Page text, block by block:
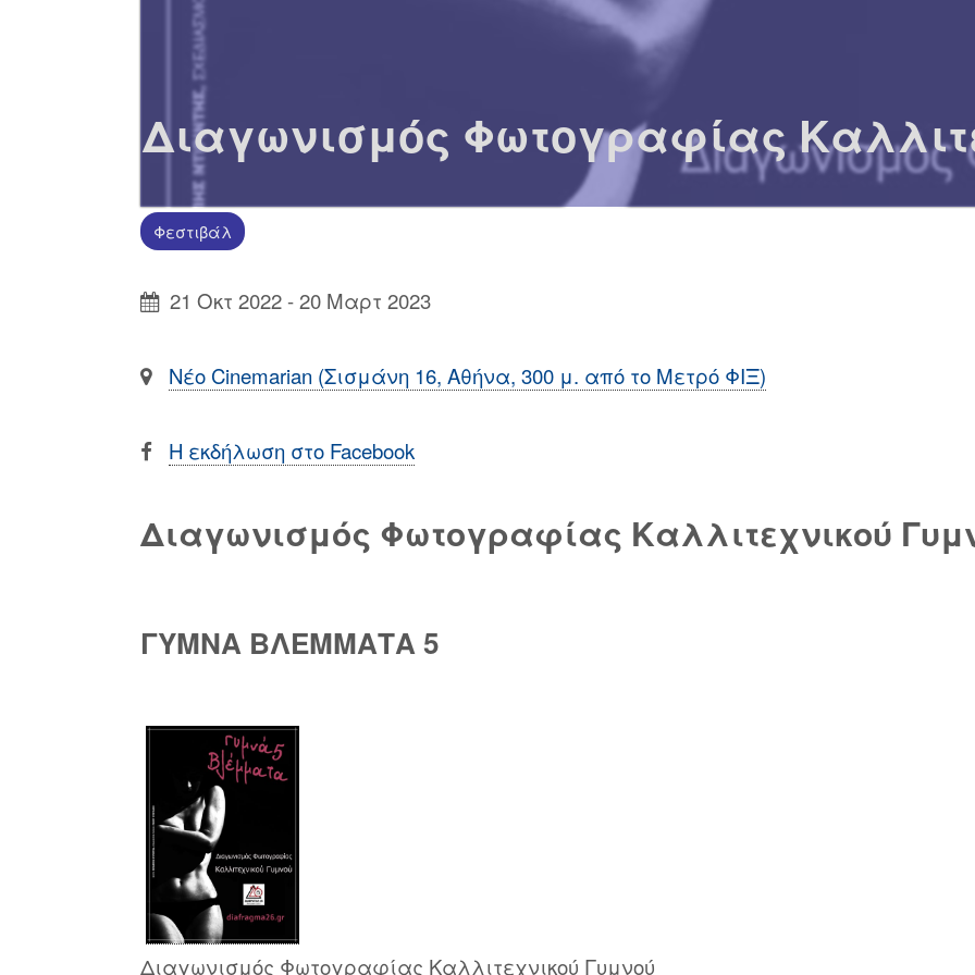
Διαγωνισμός Φωτογραφίας
Φεστιβάλ
21 Οκτ 2022 - 20 Μαρτ 2023
Νέο Cinemarian (Σισμάνη 16, Αθήνα, 300 μ. από το Μετρό ΦΙΞ)
Η εκδήλωση στο Facebook
Διαγωνισμός Φωτογραφίας Καλλιτεχνικού
ΓΥΜΝΑ ΒΛΕΜΜΑΤΑ 5
Διαγωνισμός Φωτογραφίας Καλλιτεχνικού Γυμνού